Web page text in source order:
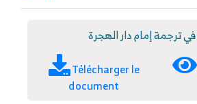
في ترجمة إمام دار الهجرة
Télécharger le
document